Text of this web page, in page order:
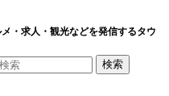
・求人・観光などを発信するタウ